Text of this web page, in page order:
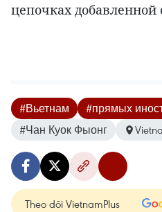
цепочках добавленной
#Вьетнам
#прямых
#Чан Куок Фыонг
Theo dõi VietnamPlus